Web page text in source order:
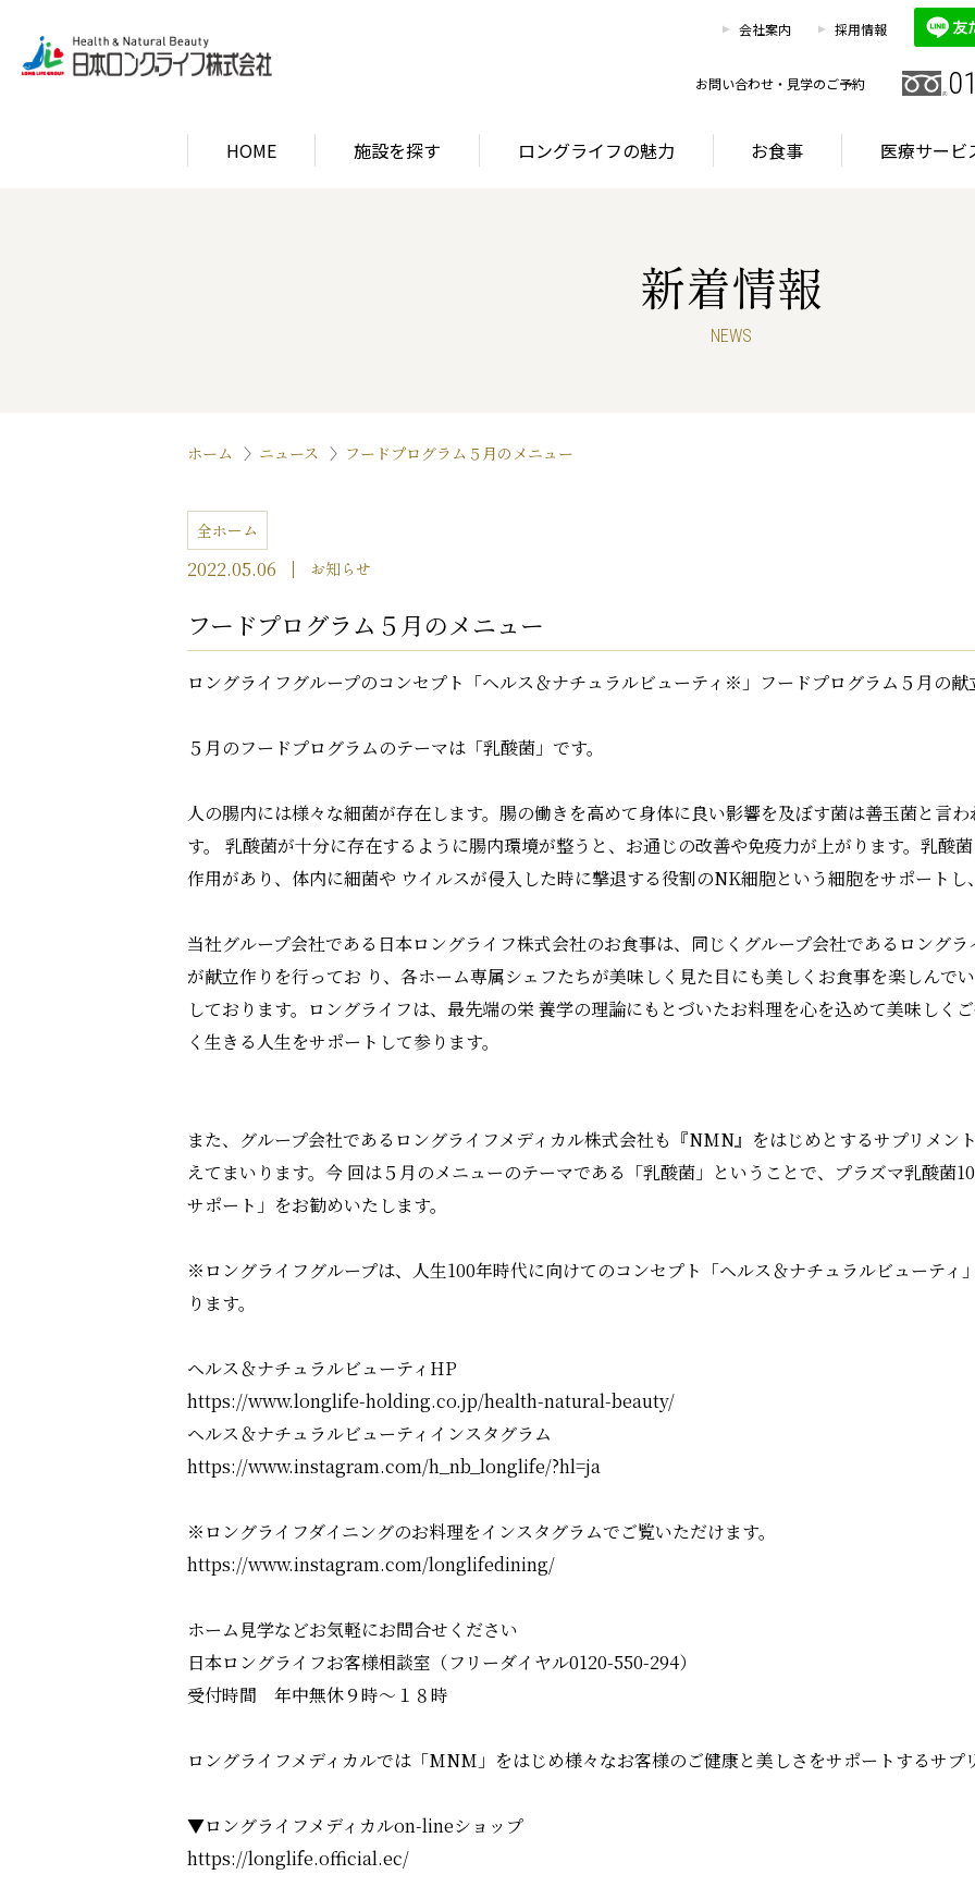
会社案内 採用情報
お問い合わせ・見学のご予約
HOME 施設を探す ロングライフの魅力 お食事 医療サービ
お客様相談室
首都圏・東海エリア
ロングライフの魅力
ロングライフが選ばれる理由 サービス
新着情報
NEWS
ホーム ニュース フードプログラム５月のメニュー
全ホーム
2022.05.06 お知らせ
フードプログラム５月のメニュー
ロングライフグループのコンセプト「ヘルス＆ナチュラルビューティ※」フードプログラム５月の献
５月のフードプログラムのテーマは「乳酸菌」です。
人の腸内には様々な細菌が存在します。腸の働きを高めて身体に良い影響を及ぼす菌は善玉菌と言
す。 乳酸菌が十分に存在するように腸内環境が整うと、お通じの改善や免疫力が上がります。乳酸
作用があり、体内に細菌や ウイルスが侵入した時に撃退する役割のNK細胞という細胞をサポートし
当社グループ会社である日本ロングライフ株式会社のお食事は、同じくグループ会社であるロング
が献立作りを行ってお り、各ホーム専属シェフたちが美味しく見た目にも美しくお食事を楽しんで
しております。ロングライフは、最先端の栄 養学の理論にもとづいたお料理を心を込めて美味しく
く生きる人生をサポートして参ります。
また、グループ会社であるロングライフメディカル株式会社も『NMN』をはじめとするサプリメン
えてまいります。今 回は５月のメニューのテーマである「乳酸菌」ということで、プラズマ乳酸菌
サポート」をお勧めいたします。
※ロングライフグループは、人生100年時代に向けてのコンセプト「ヘルス＆ナチュラルビューティ
ります。
ヘルス＆ナチュラルビューティHP
https://www.longlife-holding.co.jp/health-natural-beauty/
ヘルス＆ナチュラルビューティインスタグラム
https://www.instagram.com/h_nb_longlife/?hl=ja
※ロングライフダイニングのお料理をインスタグラムでご覧いただけます。
https://www.instagram.com/longlifedining/
ホーム見学などお気軽にお問合せください
日本ロングライフお客様相談室（フリーダイヤル0120-550-294）
受付時間 年中無休９時～１８時
ロングライフメディカルでは「MNM」をはじめ様々なお客様のご健康と美しさをサポートするサプ
▼ロングライフメディカルon-lineショップ
https://longlife.official.ec/